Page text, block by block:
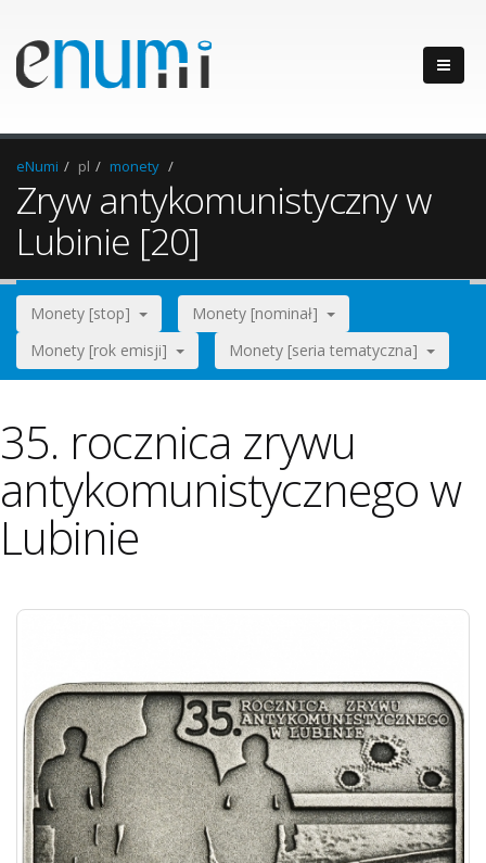
eNumi pl monety
Zryw antykomunistyczny w
Lubinie [20]
Monety [stop]
Monety [nominał]
Monety [rok emisji]
Monety [seria tematyczna]
35. rocznica zrywu
antykomunistycznego w
Lubinie